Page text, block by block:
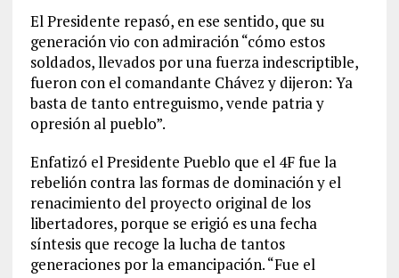
El Presidente repasó, en ese sentido, que su
generación vio con admiración “cómo estos
soldados, llevados por una fuerza indescriptible,
fueron con el comandante Chávez y dijeron: Ya
basta de tanto entreguismo, vende patria y
opresión al pueblo”.
Enfatizó el Presidente Pueblo que el 4F fue la
rebelión contra las formas de dominación y el
renacimiento del proyecto original de los
libertadores, porque se erigió es una fecha
síntesis que recoge la lucha de tantos
generaciones por la emancipación. “Fue el